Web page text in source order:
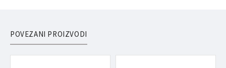
POVEZANI PROIZVODI